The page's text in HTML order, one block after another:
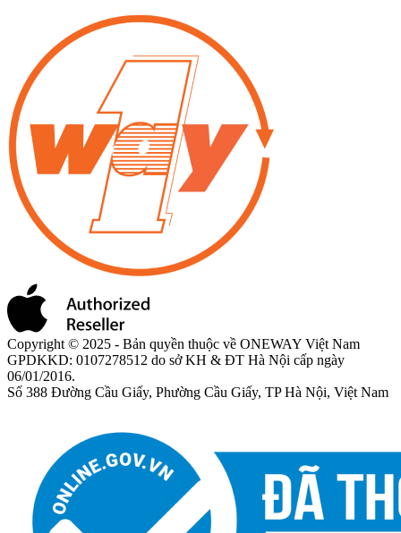
Copyright © 2025 - Bản quyền thuộc về ONEWAY Việt Nam
GPDKKD: 0107278512 do sở KH & ĐT Hà Nội cấp ngày
06/01/2016.
Số 388 Đường Cầu Giấy, Phường Cầu Giấy, TP Hà Nội, Việt Nam